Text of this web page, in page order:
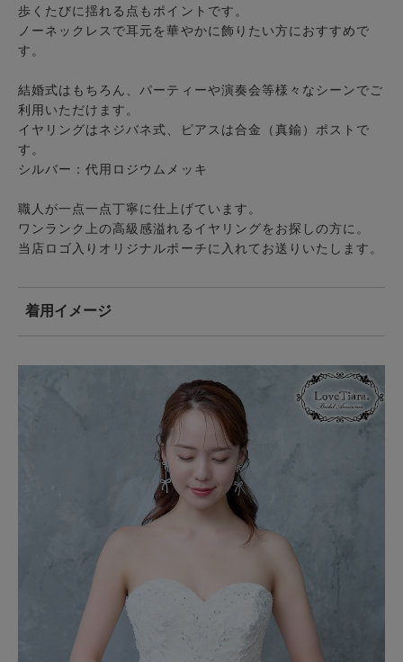
歩くたびに揺れる点もポイントです。
ノーネックレスで耳元を華やかに飾りたい方におすすめで
す。
結婚式はもちろん、パーティーや演奏会等様々なシーンでご
利用いただけます。
イヤリングはネジバネ式、ピアスは合金（真鍮）ポストで
す。
シルバー：代用ロジウムメッキ
職人が一点一点丁寧に仕上げています。
ワンランク上の高級感溢れるイヤリングをお探しの方に。
当店ロゴ入りオリジナルポーチに入れてお送りいたします。
着用イメージ